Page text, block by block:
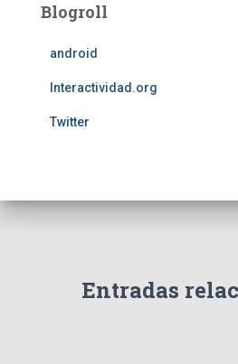
Blogroll
android
Interactividad.org
Twitter
Entradas